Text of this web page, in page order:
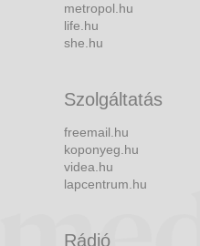
metropol.hu
life.hu
she.hu
Szolgáltatás
freemail.hu
koponyeg.hu
videa.hu
lapcentrum.hu
Rádió